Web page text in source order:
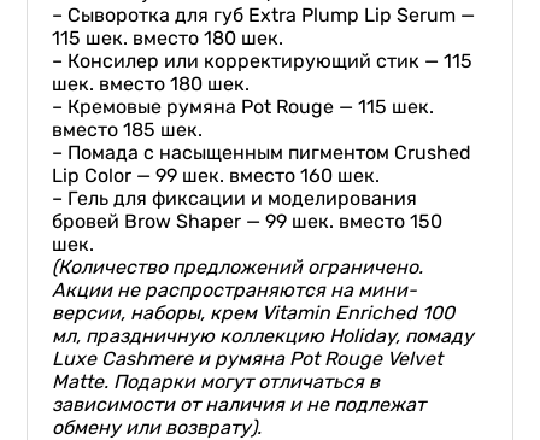
– Сыворотка для губ Extra Plump Lip Serum —
115 шек. вместо 180 шек.
– Консилер или корректирующий стик — 115
шек. вместо 180 шек.
– Кремовые румяна Pot Rouge — 115 шек.
вместо 185 шек.
– Помада с насыщенным пигментом Crushed
Lip Color — 99 шек. вместо 160 шек.
– Гель для фиксации и моделирования
бровей Brow Shaper — 99 шек. вместо 150
шек.
(Количество предложений ограничено.
Акции не распространяются на мини-
версии, наборы, крем Vitamin Enriched 100
мл, праздничную коллекцию Holiday, помаду
Luxe Cashmere и румянаPot Rouge Velvet
Matte. Подарки могут отличаться в
зависимости от наличия и не подлежат
обмену или возврату).